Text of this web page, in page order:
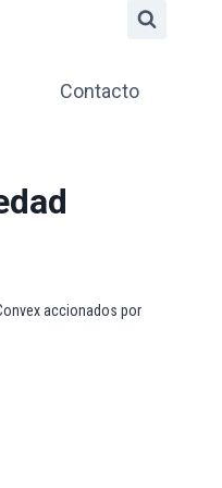
Contacto
accionados por